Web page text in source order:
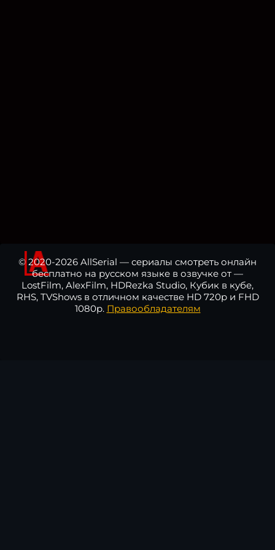
© 2020-2026 AllSerial — сериалы смотреть онлайн
бесплатно на русском языке в озвучке от —
LostFilm, AlexFilm, HDRezka Studio, Кубик в кубе,
RHS, TVShows в отличном качестве HD 720p и FHD
1080p. Правообладателям